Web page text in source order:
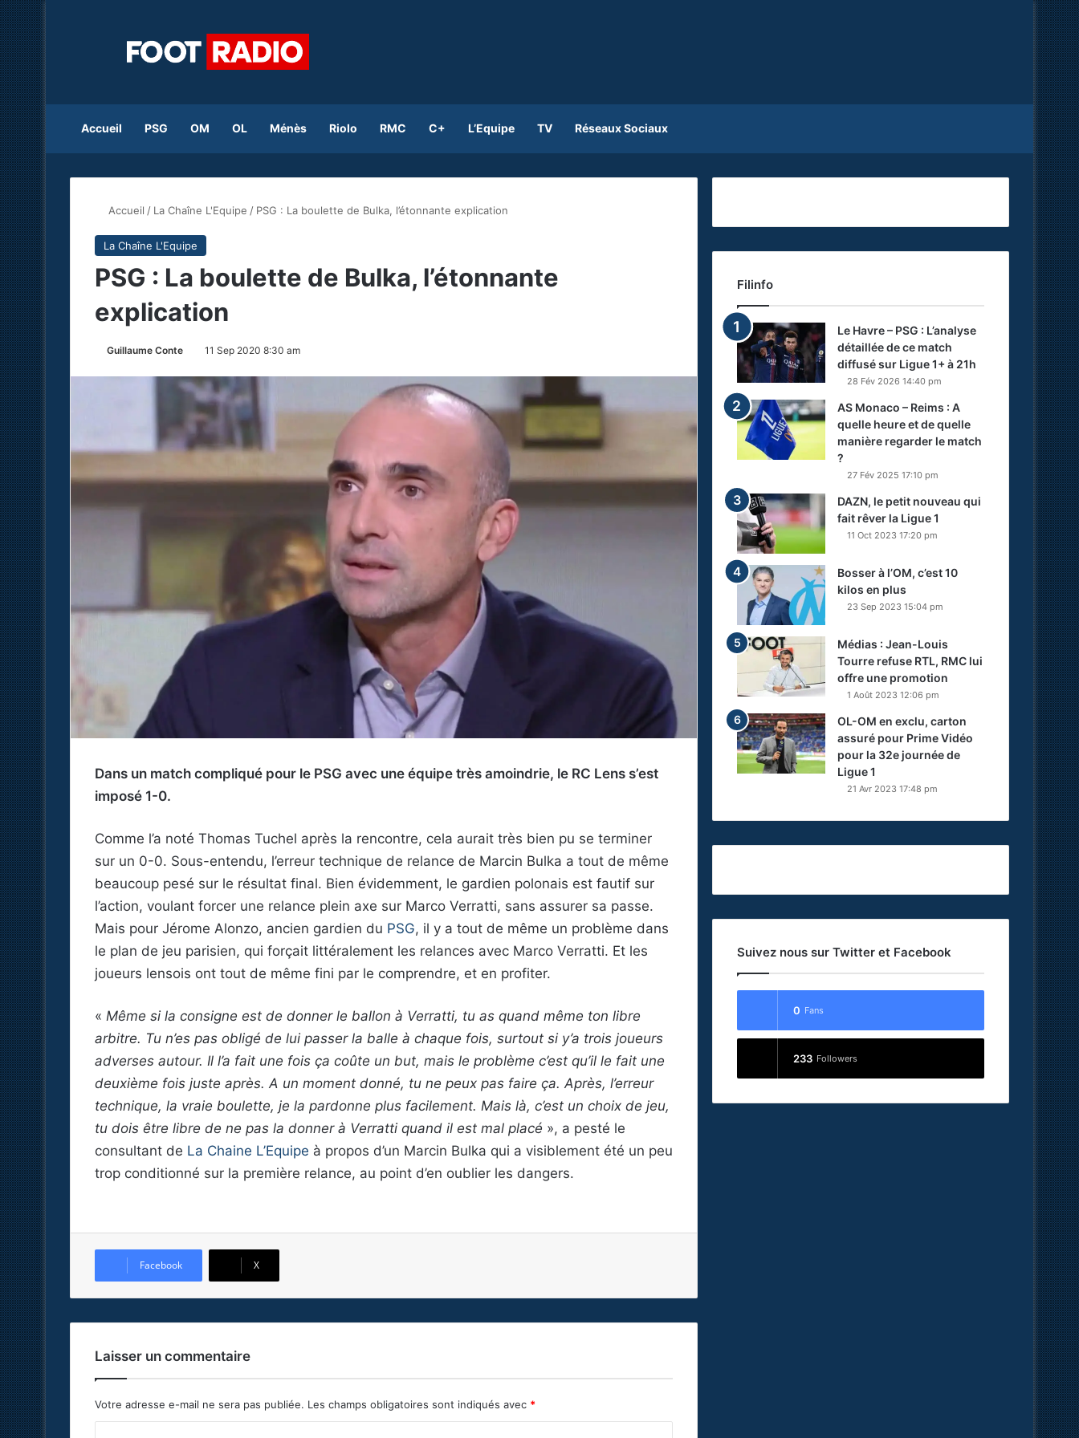
Accueil PSG OM OL Ménès Riolo RMC C+ L’Equipe TV Réseaux Sociaux
Accueil / La Chaîne L'Equipe / PSG : La boulette de Bulka, l’étonnante explication
La Chaîne L'Equipe
PSG : La boulette de Bulka, l’étonnante
explication
Guillaume Conte 11 Sep 2020 8:30 am
Dans un match compliqué pour le PSG avec une équipe très amoindrie, le RC Lens s’est
imposé 1-0.
Comme l’a noté Thomas Tuchel après la rencontre, cela aurait très bien pu se terminer
sur un 0-0. Sous-entendu, l’erreur technique de relance de Marcin Bulka a tout de même
beaucoup pesé sur le résultat final. Bien évidemment, le gardien polonais est fautif sur
l’action, voulant forcer une relance plein axe sur Marco Verratti, sans assurer sa passe.
Mais pour Jérome Alonzo, ancien gardien du PSG, il y a tout de même un problème dans
le plan de jeu parisien, qui forçait littéralement les relances avec Marco Verratti. Et les
joueurs lensois ont tout de même fini par le comprendre, et en profiter.
« Même si la consigne est de donner le ballon à Verratti, tu as quand même ton libre
arbitre. Tu n’es pas obligé de lui passer la balle à chaque fois, surtout si y’a trois joueurs
adverses autour. Il l’a fait une fois ça coûte un but, mais le problème c’est qu’il le fait une
deuxième fois juste après. A un moment donné, tu ne peux pas faire ça. Après, l’erreur
technique, la vraie boulette, je la pardonne plus facilement. Mais là, c’est un choix de jeu,
tu dois être libre de ne pas la donner à Verratti quand il est mal placé », a pesté le
consultant de La Chaine L’Equipe à propos d’un Marcin Bulka qui a visiblement été un peu
trop conditionné sur la première relance, au point d’en oublier les dangers.
Facebook X
Laisser un commentaire
Votre adresse e-mail ne sera pas publiée. Les champs obligatoires sont indiqués avec *
Filinfo
Le Havre – PSG : L’analyse
détaillée de ce match
diffusé sur Ligue 1+ à 21h
28 Fév 2026 14:40 pm
AS Monaco – Reims : A
quelle heure et de quelle
manière regarder le match
?
27 Fév 2025 17:10 pm
DAZN, le petit nouveau qui
fait rêver la Ligue 1
11 Oct 2023 17:20 pm
Bosser à l’OM, c’est 10
kilos en plus
23 Sep 2023 15:04 pm
Médias : Jean-Louis
Tourre refuse RTL, RMC lui
offre une promotion
1 Août 2023 12:06 pm
OL-OM en exclu, carton
assuré pour Prime Vidéo
pour la 32e journée de
Ligue 1
21 Avr 2023 17:48 pm
Suivez nous sur Twitter et Facebook
0 Fans
233 Followers